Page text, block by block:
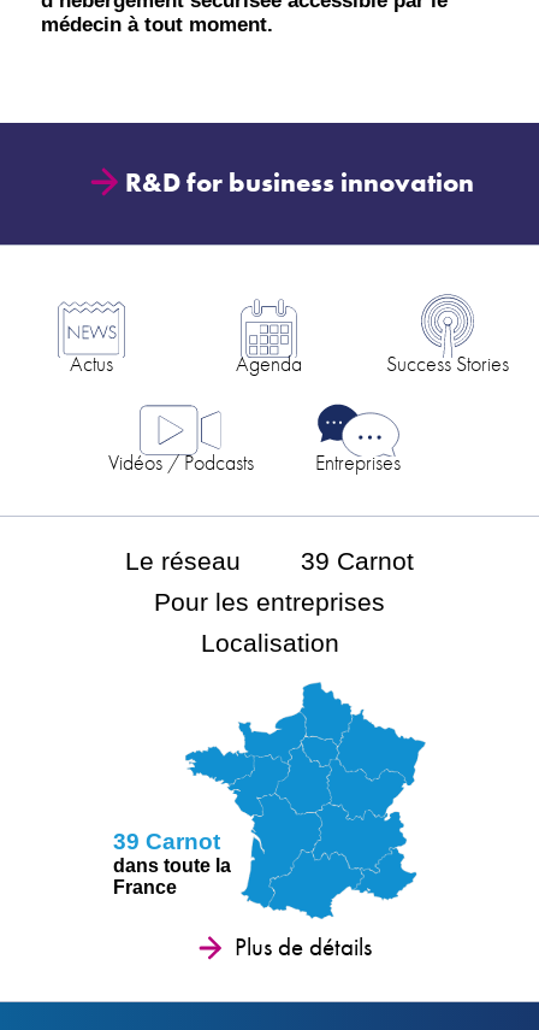
médecin à tout moment.
R&D for business innovation
Actus Agenda Success Stories
Vidéos / Podcasts Entreprises
Le réseau
39 Carnot
Pour les entreprises
Localisation
39 Carnot
dans toute la
France
Plus de détails